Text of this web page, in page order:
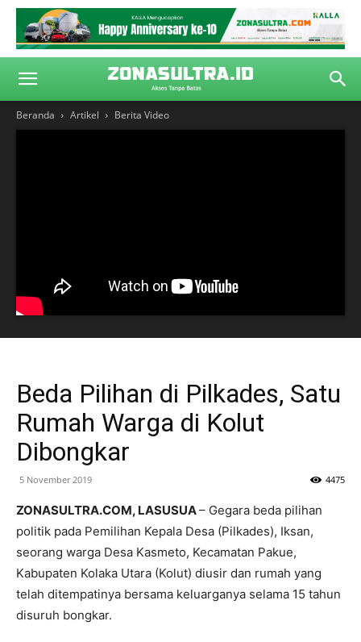
Beranda Artikel Berita Video
Beda Pilihan di Pilkades, Satu
Rumah Warga di Kolut
Dibongkar
5 November 2019 4475
ZONASULTRA.COM, LASUSUA– Gegara beda pilihan
politik pada Pemilihan Kepala Desa (Pilkades), Iksan,
seorang warga Desa Kasmeto, Kecamatan Pakue,
Kabupaten Kolaka Utara (Kolut) diusir dan rumah yang
telah ditempatinya bersama keluarganya selama 15 tahun
disuruh bongkar.